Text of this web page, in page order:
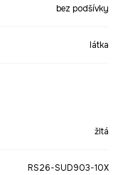
bez podšívky
látka
žltá
RS26-SUD903-10X